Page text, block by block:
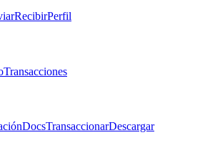
RecibirPerfil
Transacciones
DocsTransaccionarDescargar